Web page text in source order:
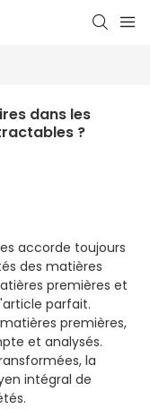
dans les
?
accorde toujours
des matières
premières et
parfait.
premières,
et analysés.
la
intégral de